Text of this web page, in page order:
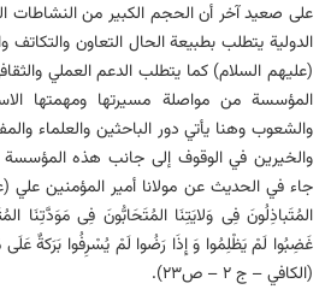
علی صعید آخر أن الحجم الكبیر من النشاطات
الدولیة یتطلب بطبیعة الحال التعاون والتكاتف
(علیهم السلام) كما یتطلب الدعم العملي
المؤسسة من مواصلة مسیرتها ومهمتها
والشعوب وهنا یأتي دور الباحثین والعلماء
والخیرین في الوقوف إلی جانب هذه المؤسسة
جاء في الحدیث عن مولانا أمیر المؤمنین علي
المُتَباذِلُونَ فِی وَلایَتِنَا المُتَحَابُّونَ فِی مَوَدَّتِنَا
غَضِبُوا لَمْ یَظْلِمُوا وَ إِذَا رَضُوا لَمْ یُسْرِفُوا بَرَكةٌ
(الكافي – ج ۲ – ص۲۳).